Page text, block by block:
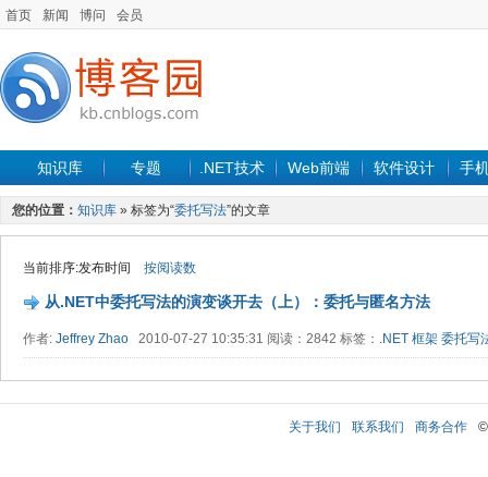
首页 新闻 博问 会员
知识库 专题 .NET技术 Web前端 软件设计 手
您的位置： 知识库 » 标签为“委托写法”的文章
当前排序:发布时间 按阅读数
从.NET中委托写法的演变谈开去（上）：委托与匿名方法
作者: Jeffrey Zhao 2010-07-27 10:35:31 阅读：2842 标签： .NET 框架 委托写
关于我们 联系我们 商务合作